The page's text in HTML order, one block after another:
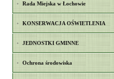
Rada Miejska w Łochowie
KONSERWACJA OŚWIETLENIA
JEDNOSTKI GMINNE
Ochrona środowiska